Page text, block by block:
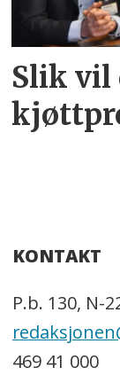
Slik vil
KONTAKT
P.b. 130, N-
469 41 000